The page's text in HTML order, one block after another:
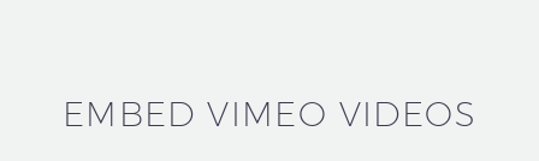
EMBED VIMEO VIDEOS